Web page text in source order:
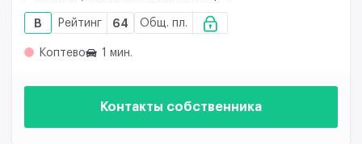
B Рейтинг 64 Общ. пл.
Коптево 1 мин.
Контакты собственника